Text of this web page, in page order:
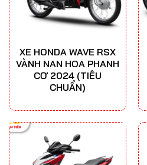
XE HONDA WAVE RSX
VÀNH NAN HOA PHANH
CƠ 2024 (TIÊU
CHUẨN)